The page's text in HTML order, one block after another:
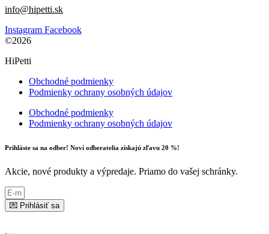
info@hipetti.sk
Instagram Facebook
©2026
HiPetti
Obchodné podmienky
Podmienky ochrany osobných údajov
Obchodné podmienky
Podmienky ochrany osobných údajov
Prihláste sa na odber! Noví odberatelia získajú zľavu 20 %!
Akcie, nové produkty a výpredaje. Priamo do vašej schránky.
💌 Prihlásiť sa